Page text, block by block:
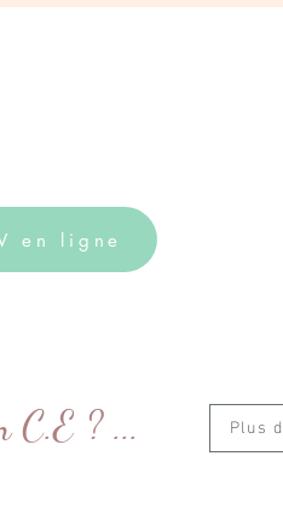
en ligne
C.E ? ... Plus